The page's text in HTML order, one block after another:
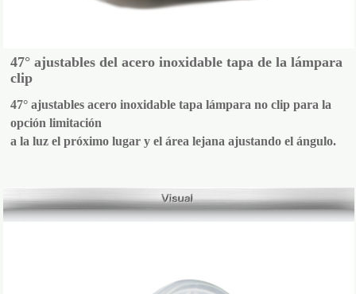
47° ajustables del acero inoxidable tapa de la lámpara
clip
47° ajustables acero inoxidable tapa lámpara no clip para la
opción limitación
a la luz el próximo lugar y el área lejana ajustando el ángulo.